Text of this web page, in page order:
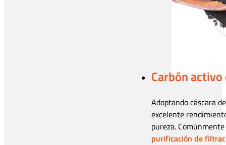
Carbón
Adoptando cáscara
excelente
pureza.
purificación de